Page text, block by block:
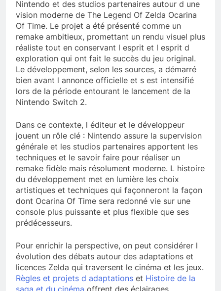
Nintendo et des studios partenaires autour d une
vision moderne de The Legend Of Zelda Ocarina
Of Time. Le projet a été présenté comme un
remake ambitieux, promettant un rendu visuel plus
réaliste tout en conservant l esprit et l esprit d
exploration qui ont fait le succès du jeu original.
Le développement, selon les sources, a démarré
bien avant l annonce officielle et s est intensifié
lors de la période entourant le lancement de la
Nintendo Switch 2.
Dans ce contexte, l éditeur et le développeur
jouent un rôle clé : Nintendo assure la supervision
générale et les studios partenaires apportent les
techniques et le savoir faire pour réaliser un
remake fidèle mais résolument moderne. L histoire
du développement met en lumière les choix
artistiques et techniques qui façonneront la façon
dont Ocarina Of Time sera redonné vie sur une
console plus puissante et plus flexible que ses
prédécesseurs.
Pour enrichir la perspective, on peut considérer l
évolution des débats autour des adaptations et
licences Zelda qui traversent le cinéma et les jeux.
Règles et projets d adaptations et Histoire de la